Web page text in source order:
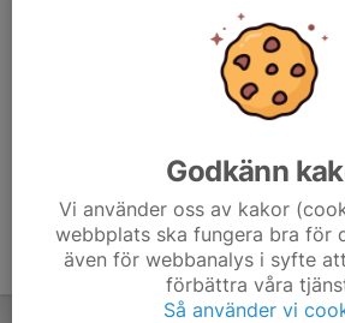
Godkänn
Vi använder oss av kakor
webbplats ska fungera bra för
även för webbanalys i syfte
förbättra våra
Så använder vi